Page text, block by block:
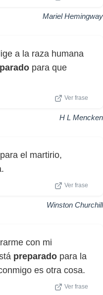
Mariel Hemingway
a la raza humana
para que
Ver frase
H L Mencken
para el martirio,
Ver frase
Winston Churchill
con mi
preparado para la
es otra cosa.
Ver frase